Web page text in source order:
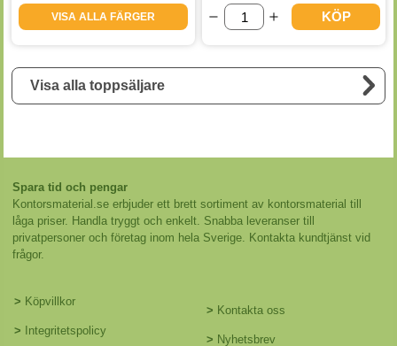
VISA ALLA FÄRGER KÖP
Visa alla toppsäljare
Spara tid och pengar
Kontorsmaterial.se erbjuder ett brett sortiment av kontorsmaterial till
låga priser. Handla tryggt och enkelt. Snabba leveranser till
privatpersoner och företag inom hela Sverige. Kontakta kundtjänst vid
frågor.
> Köpvillkor
> Integritetspolicy
> Kontakta oss
> Nyhetsbrev